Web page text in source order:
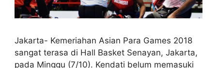
Jakarta- Kemeriahan Asian Para Games 2018
sangat terasa di Hall Basket Senayan, Jakarta,
pada Minggu (7/10). Kendati belum memasuki